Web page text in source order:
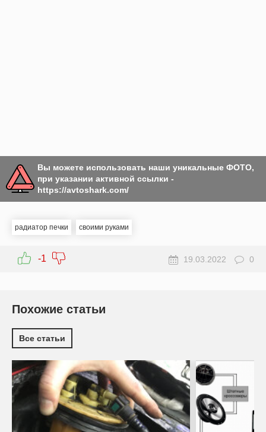
Вы можете использовать наши уникальные ФОТО,
при указании активной ссылки -
https://avtoshark.com/
радиатор печки своими руками
-1 19.03.2022 0
Похожие статьи
Все статьи